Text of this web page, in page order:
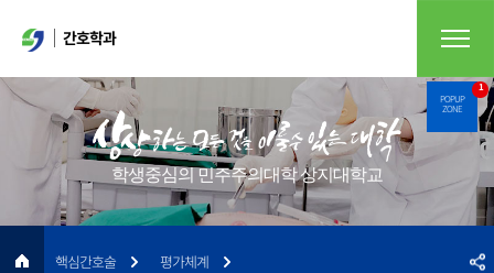
POPUP
ZONE
1
간호학과
학생중심의 민주주의대학 상지대학교
핵심간호술 평가체계